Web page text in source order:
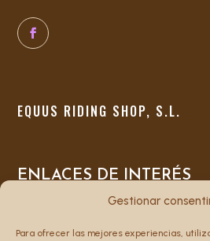
Gestionar
Para ofrecer las mejores experiencias,
EQUUS RIDING SHOP, S.L.
ENLACES DE INTERÉS